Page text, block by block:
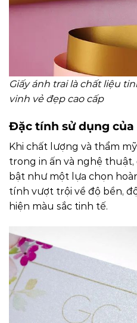
Giấy ánh trai là chất liệu
vinh vẻ đẹp cao cấp
Đặc tính sử dụng của
Khi chất lượng và thẩm
trong in ấn và nghệ thuật,
bật như một lựa chọn
tính vượt trội về độ bền,
hiện màu sắc tinh tế.